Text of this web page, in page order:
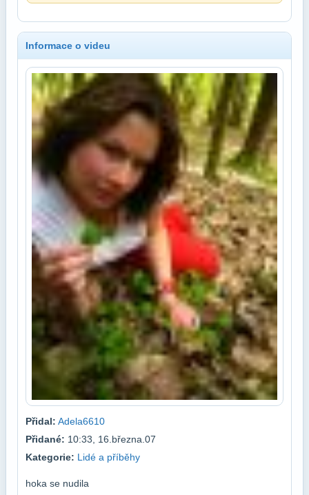
Informace o videu
Přidal: Adela6610
Přidané: 10:33, 16.března.07
Kategorie: Lidé a příběhy
hoka se nudila